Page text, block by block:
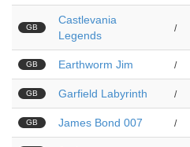
GB
Castlevania
Legends
/
GB Earthworm Jim /
GB Garfield Labyrinth /
GB James Bond 007 /